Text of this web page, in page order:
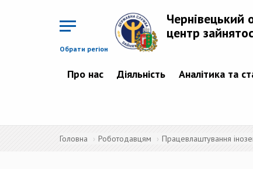
Обрати регіон
Чернівецький
центр
Про нас Діяльність Аналітика та
Головна Роботодавцям Працевлаштування